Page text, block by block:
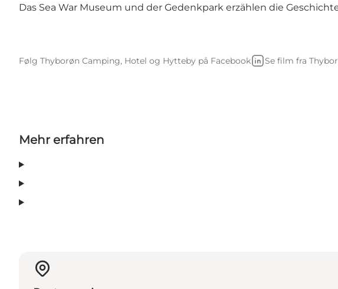
Das Sea War Museum und der Gedenkpark erzählen die
Følg Thyborøn Camping, Hotel og Hytteby på Facebook
LinkedIn
Se film fra
Mehr erfahren